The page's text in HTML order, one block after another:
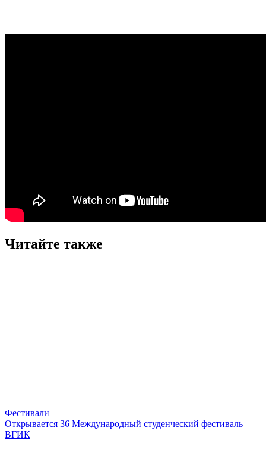
Читайте также
Фестивали
Открывается 36 Международный студенческий фестиваль
ВГИК